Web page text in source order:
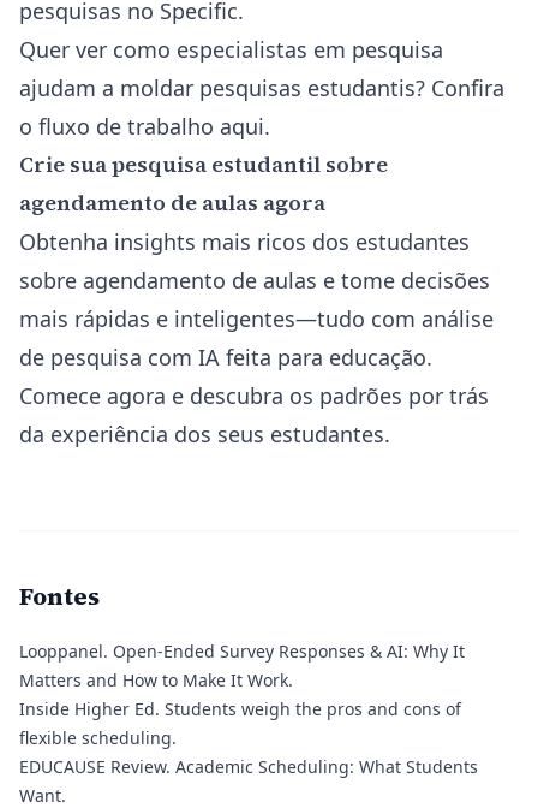
pesquisas no Specific.
Quer ver como especialistas em pesquisa
ajudam a moldar pesquisas estudantis? Confira
o fluxo de trabalho aqui.
Crie sua pesquisa estudantil sobre
agendamento de aulas agora
Obtenha insights mais ricos dos estudantes
sobre agendamento de aulas e tome decisões
mais rápidas e inteligentes—tudo com análise
de pesquisa com IA feita para educação.
Comece agora e descubra os padrões por trás
da experiência dos seus estudantes.
Fontes
Looppanel. Open-Ended Survey Responses & AI: Why It
Matters and How to Make It Work.
Inside Higher Ed. Students weigh the pros and cons of
flexible scheduling.
EDUCAUSE Review. Academic Scheduling: What Students
Want.